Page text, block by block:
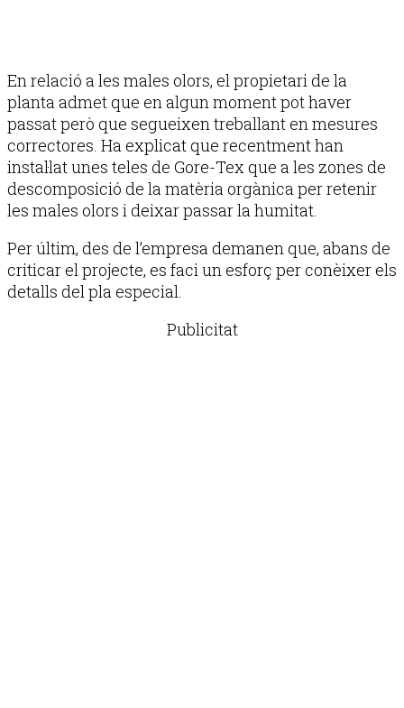
En relació a les males olors, el propietari de la
planta admet que en algun moment pot haver
passat però que segueixen treballant en mesures
correctores. Ha explicat que recentment han
instal·lat unes teles de Gore-Tex que a les zones de
descomposició de la matèria orgànica per retenir
les males olors i deixar passar la humitat.
Per últim, des de l’empresa demanen que, abans de
criticar el projecte, es faci un esforç per conèixer els
detalls del pla especial.
Publicitat